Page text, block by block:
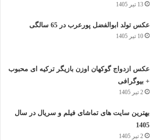
13 تیر 1405
عکس تولد ابوالفضل پورعرب در 65 سالگی
10 تیر 1405
عکس ازدواج گوکهان اوزن بازیگر ترکیه ای محبوب
+ بیوگرافی
2 تیر 1405
بهترین سایت های تماشای فیلم و سریال در سال
1405
2 تیر 1405